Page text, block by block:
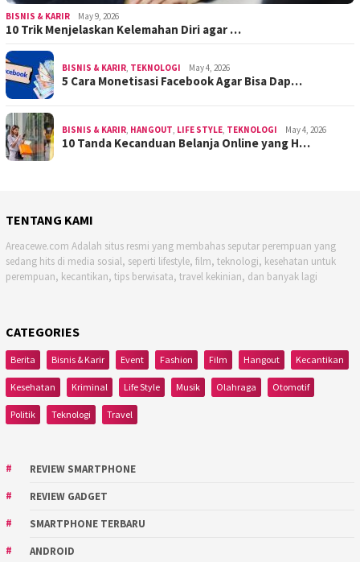
BISNIS & KARIR May 9, 2026
10 Trik Menjelaskan Kelemahan Diri agar …
BISNIS & KARIR TEKNOLOGI May 4, 2026
5 Cara Monetisasi Facebook Agar Bisa Dap…
BISNIS & KARIR HANGOUT LIFE STYLE TEKNOLOGI May 4, 2026
10 Tanda Kecanduan Belanja Online yang H…
TENTANG KAMI
Areacewe.com Adalah situs resmi yang membahas seputar perempuan yang
sedang hits di media sosial, seperti lifestyle, film, teknologi, kesehatan untuk
perempuan, kecantikan, tips berwisata, travel kekinian, dan banyak lagi
CATEGORIES
Berita Bisnis & Karir Event Fashion Film Hangout Kecantikan
Kesehatan Kriminal Life Style Musik Olahraga Otomotif
Politik Teknologi Travel
REVIEW SMARTPHONE
REVIEW GADGET
SMARTPHONE TERBARU
ANDROID